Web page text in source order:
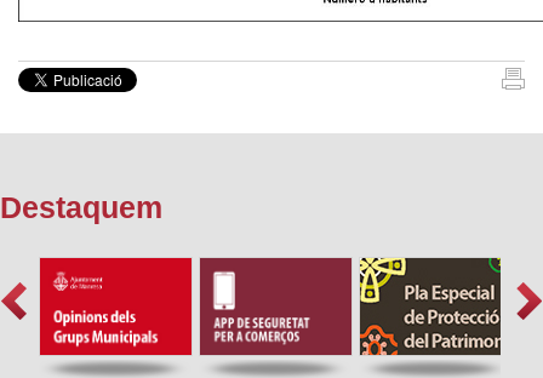
Destaquem